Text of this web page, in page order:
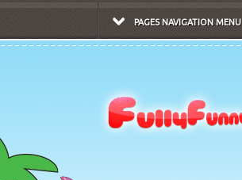
PAGES NAVIGATION MENU